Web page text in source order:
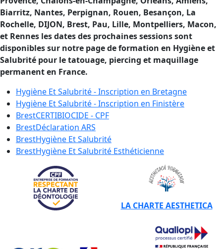
Biarritz, Nantes, Perpignan, Rouen, Besançon, La
Rochelle, DIJON, Brest, Pau, Lille, Montpelliers, Macon,
et Rennes les dates des prochaines sessions sont
disponibles sur notre page de formation en Hygiène et
Salubrité pour le tatouage, piercing et maquillage
permanent en France.
Hygiène Et Salubrité - Inscription en Bretagne
Hygiène Et Salubrité - Inscription en Finistère
BrestCERTIBIOCIDE - CPF
BrestDéclaration ARS
BrestHygiène Et Salubrité
BrestHygiène Et Salubrité Esthéticienne
LA CHARTE AESTHETICA